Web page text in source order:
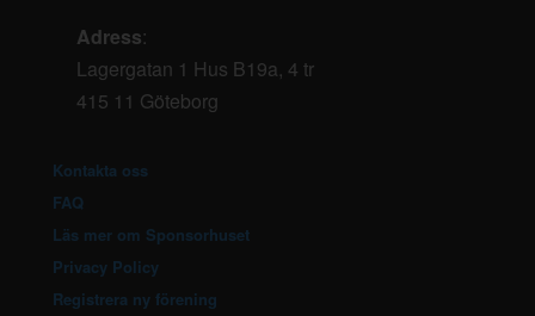
Adress:
Lagergatan 1 Hus B19a, 4 tr
415 11 Göteborg
Kontakta oss
FAQ
Läs mer om Sponsorhuset
Privacy Policy
Registrera ny förening